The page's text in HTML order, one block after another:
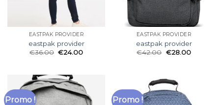
EASTPAK PROVIDER
eastpak provider
€36.00 €24.00
EASTPAK PROVIDER
eastpak provider
€42.00 €28.00
Promo ! Promo !